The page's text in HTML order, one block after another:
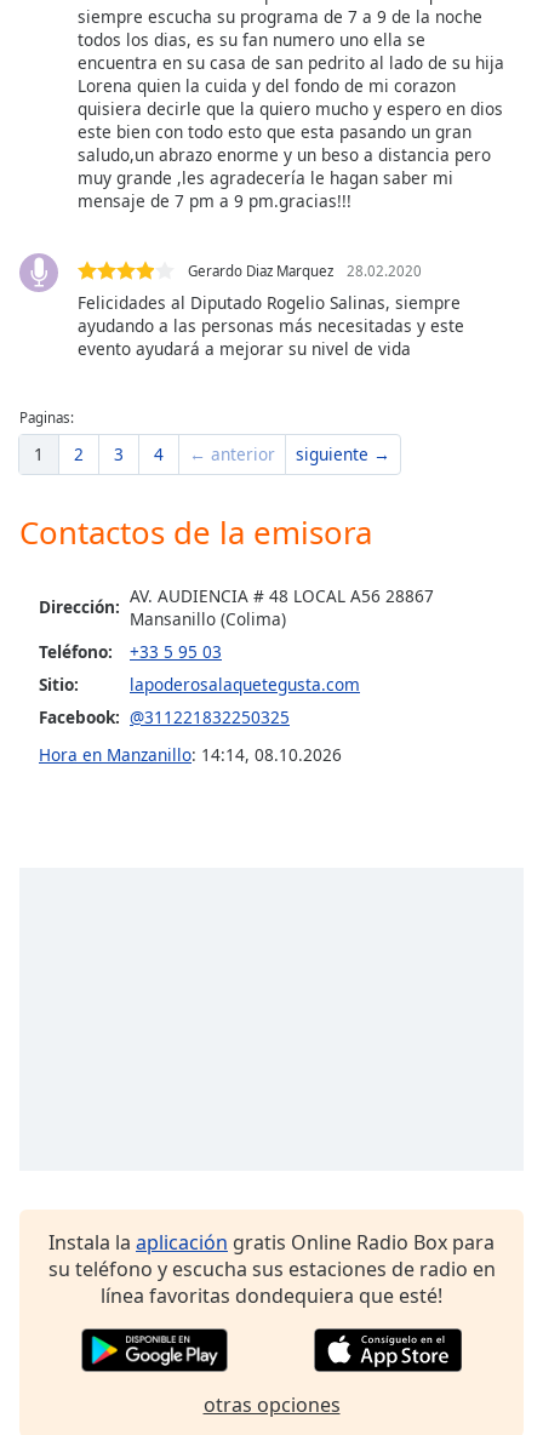
siempre escucha su programa de 7 a 9 de la noche
todos los dias, es su fan numero uno ella se
encuentra en su casa de san pedrito al lado de su hija
Lorena quien la cuida y del fondo de mi corazon
quisiera decirle que la quiero mucho y espero en dios
este bien con todo esto que esta pasando un gran
saludo,un abrazo enorme y un beso a distancia pero
muy grande ,les agradecería le hagan saber mi
mensaje de 7 pm a 9 pm.gracias!!!
Gerardo Diaz Marquez 28.02.2020
Felicidades al Diputado Rogelio Salinas, siempre
ayudando a las personas más necesitadas y este
evento ayudará a mejorar su nivel de vida
Paginas:
1 2 3 4 ← anterior siguiente →
Contactos de la emisora
Dirección: AV. AUDIENCIA # 48 LOCAL A56 28867
Mansanillo (Colima)
Teléfono:
+33 5 95 03
Sitio:
lapoderosalaquetegusta.com
Facebook: @311221832250325
Hora en Manzanillo: 14:14, 08.10.2026
Instala la aplicación gratis Online Radio Box para
su teléfono y escucha sus estaciones de radio en
línea favoritas dondequiera que esté!
otras opciones